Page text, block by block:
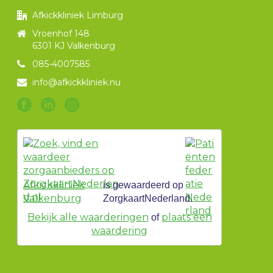
Afkickkliniek Limburg
Vroenhof 148
6301 KJ Valkenburg
085-4007585
info@afkickkliniek.nu
Afkickkliniek
Valkenburg
is gewaardeerd op
ZorgkaartNederland.
Bekijk alle waarderingen of plaats een
waardering